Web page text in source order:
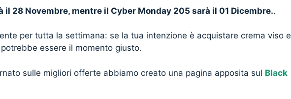
il 28 Novembre, mentre il Cyber Monday 205 sarà il 01 Dicembre..
per tutta la settimana: se la tua intenzione è acquistare crema viso e
essere il momento giusto.
sulle migliori offerte abbiamo creato una pagina apposita sul Black